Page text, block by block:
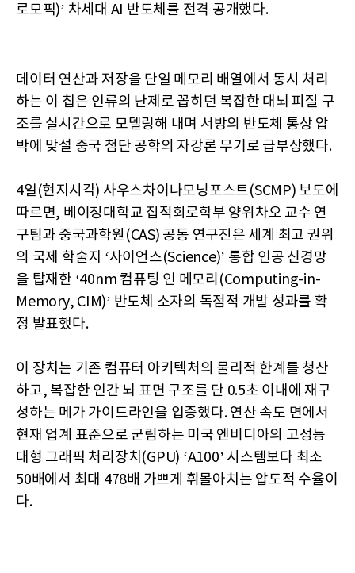
로모픽)’ 차세대 AI 반도체를 전격 공개했다.
데이터 연산과 저장을 단일 메모리 배열에서 동시 처리
하는 이 칩은 인류의 난제로 꼽히던 복잡한 대뇌 피질 구
조를 실시간으로 모델링해 내며 서방의 반도체 통상 압
박에 맞설 중국 첨단 공학의 자강론 무기로 급부상했다.
4일(현지시각) 사우스차이나모닝포스트(SCMP) 보도에
따르면, 베이징대학교 집적회로학부 양위차오 교수 연
구팀과 중국과학원(CAS) 공동 연구진은 세계 최고 권위
의 국제 학술지 ‘사이언스(Science)’ 통합 인공 신경망
을 탑재한 ‘40nm 컴퓨팅 인 메모리(Computing-in-
Memory, CIM)’ 반도체 소자의 독점적 개발 성과를 확
정 발표했다.
이 장치는 기존 컴퓨터 아키텍처의 물리적 한계를 청산
하고, 복잡한 인간 뇌 표면 구조를 단 0.5초 이내에 재구
성하는 메가 가이드라인을 입증했다. 연산 속도 면에서
현재 업계 표준으로 군림하는 미국 엔비디아의 고성능
대형 그래픽 처리장치(GPU) ‘A100’ 시스템보다 최소
50배에서 최대 478배 가쁘게 휘몰아치는 압도적 수율이
다.